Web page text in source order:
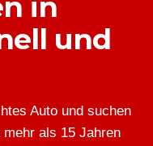
und
Auto und suchen
als 15 Jahren